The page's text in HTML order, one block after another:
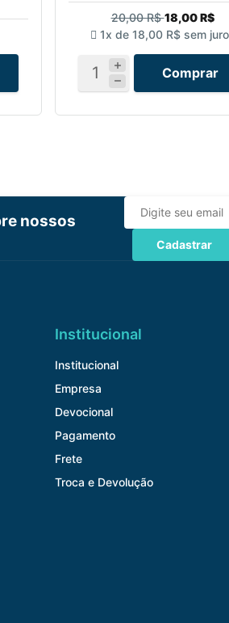
20,00 R$18,00 R$
1x de 18,00 R$ sem
Comprar
nossos
Cadastrar
Institucional
Institucional
Empresa
Devocional
Pagamento
Frete
Troca e Devolução